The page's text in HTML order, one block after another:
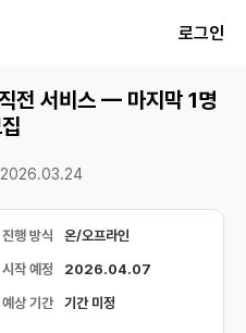
로그인
전 서비스 — 마지막 1명
2026.03.24
진행 방식 온/오프라인
시작 예정 2026.04.07
예상 기간 기간 미정